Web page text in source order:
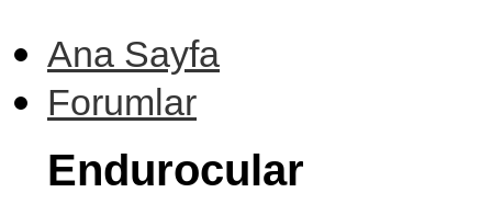
Ana Sayfa
Forumlar
Endurocular